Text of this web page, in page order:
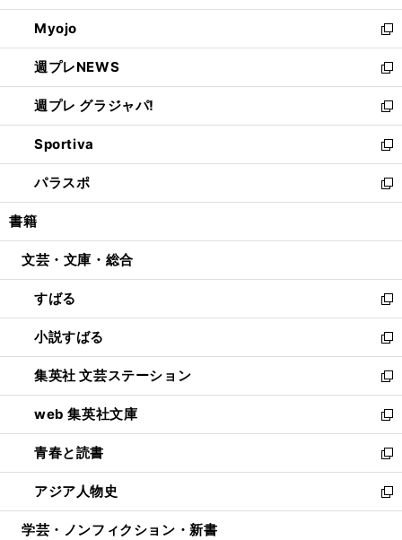
開
く
ウ
で
開
く
ン
ド
ウ
で
開
く
ウ
ィ
ン
ド
ウ
で
開
く
Myojo
新
し
い
ウ
ィ
ン
ド
ウ
で
開
週プレNEWS
新
し
い
ウ
ィ
ン
ド
ウ
開
週プレ グラジャパ!
新
し
い
ウ
ィ
ン
ウ
開
く
Sportiva
新
し
い
ウ
ン
ウ
で
開
く
パラスポ
新
し
ウ
ン
ド
ウ
で
開
く
書籍
文芸・文庫・総合
すばる
新
し
い
ウ
ィ
ン
ド
ウ
で
開
く
小説すばる
新
し
い
ウ
ィ
ン
ド
ウ
で
開
集英社 文芸ステーション
新
し
い
ウ
ィ
ン
ド
ウ
web 集英社文庫
新
し
い
ウ
ィ
ン
青春と読書
新
し
い
ウ
アジア人物史
新
し
学芸・ノンフィクション・新書